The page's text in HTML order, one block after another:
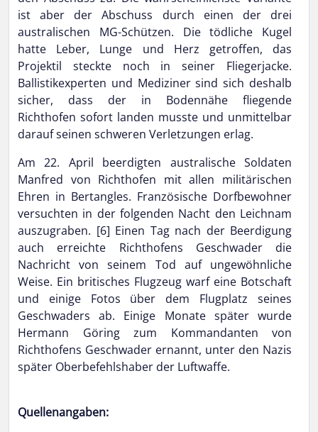
ist aber der Abschuss durch einen der drei
australischen MG-Schützen. Die tödliche Kugel
hatte Leber, Lunge und Herz getroffen, das
Projektil steckte noch in seiner Fliegerjacke.
Ballistikexperten und Mediziner sind sich deshalb
sicher, dass der in Bodennähe fliegende
Richthofen sofort landen musste und unmittelbar
darauf seinen schweren Verletzungen erlag.
Am 22. April beerdigten australische Soldaten
Manfred von Richthofen mit allen militärischen
Ehren in Bertangles. Französische Dorfbewohner
versuchten in der folgenden Nacht den Leichnam
auszugraben. [6] Einen Tag nach der Beerdigung
auch erreichte Richthofens Geschwader die
Nachricht von seinem Tod auf ungewöhnliche
Weise. Ein britisches Flugzeug warf eine Botschaft
und einige Fotos über dem Flugplatz seines
Geschwaders ab. Einige Monate später wurde
Hermann Göring zum Kommandanten von
Richthofens Geschwader ernannt, unter den Nazis
später Oberbefehlshaber der Luftwaffe.
Quellenangaben: